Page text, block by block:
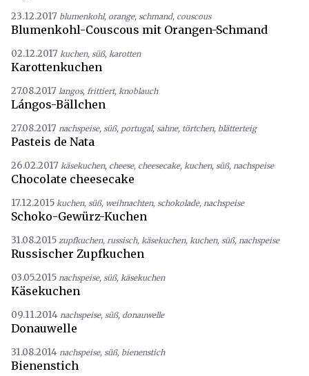
23.12.2017 blumenkohl, orange, schmand, couscous
Blumenkohl-Couscous mit Orangen-Schmand
02.12.2017 kuchen, süß, karotten
Karottenkuchen
27.08.2017 langos, frittiert, knoblauch
Lángos-Bällchen
27.08.2017 nachspeise, süß, portugal, sahne, törtchen, blätterteig
Pasteis de Nata
26.02.2017 käsekuchen, cheese, cheesecake, kuchen, süß, nachspeise
Chocolate cheesecake
17.12.2015 kuchen, süß, weihnachten, schokolade, nachspeise
Schoko-Gewürz-Kuchen
31.08.2015 zupfkuchen, russisch, käsekuchen, kuchen, süß, nachspeise
Russischer Zupfkuchen
03.05.2015 nachspeise, süß, käsekuchen
Käsekuchen
09.11.2014 nachspeise, süß, donauwelle
Donauwelle
31.08.2014 nachspeise, süß, bienenstich
Bienenstich